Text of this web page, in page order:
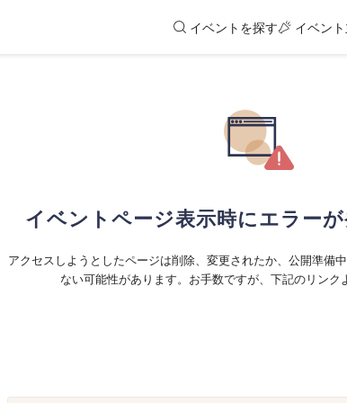
イベントを探す イベン
イベントページ表示時にエラーが
アクセスしようとしたページは削除、変更されたか、公開準備
ない可能性があります。お手数ですが、下記のリンク